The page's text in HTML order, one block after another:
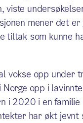
mener det
tiltak som kunne
vokse opp under
opp i
i 2020 i en
har økt